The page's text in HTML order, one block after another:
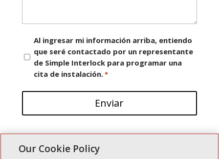
Consentimiento
Al ingresar mi información arriba, entiendo
que seré contactado por un representante
de Simple Interlock para programar una
cita de instalación.*
Our Cookie Policy